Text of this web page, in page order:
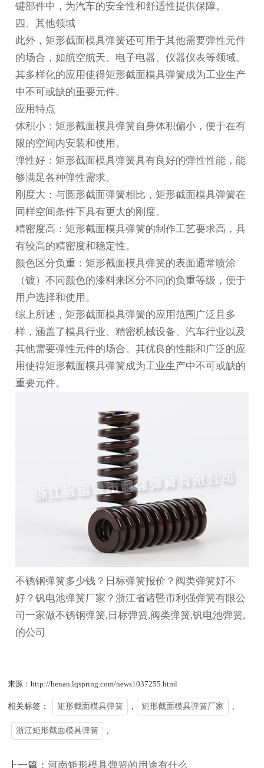
键部件中，为汽车的安全性和舒适性提供保障。
四、其他领域
此外，矩形截面模具弹簧还可用于其他需要弹性元件
的场合，如航空航天、电子电器、仪器仪表等领域。
其多样化的应用使得矩形截面模具弹簧成为工业生产
中不可或缺的重要元件。
应用特点
体积小：矩形截面模具弹簧自身体积偏小，便于在有
限的空间内安装和使用。
弹性好：矩形截面模具弹簧具有良好的弹性性能，能
够满足各种弹性需求。
刚度大：与圆形截面弹簧相比，矩形截面模具弹簧在
同样空间条件下具有更大的刚度。
精密度高：矩形截面模具弹簧的制作工艺要求高，具
有较高的精密度和稳定性。
颜色区分负重：矩形截面模具弹簧的表面通常喷涂
（镀）不同颜色的漆料来区分不同的负重等级，便于
用户选择和使用。
综上所述，矩形截面模具弹簧的应用范围广泛且多
样，涵盖了模具行业、精密机械设备、汽车行业以及
其他需要弹性元件的场合。其优良的性能和广泛的应
用使得矩形截面模具弹簧成为工业生产中不可或缺的
重要元件。
不锈钢弹簧多少钱？日标弹簧报价？阀类弹簧好不
好？钒电池弹簧厂家？浙江省诸暨市利强弹簧有限公
司一家做不锈钢弹簧,日标弹簧,阀类弹簧,钒电池弹簧,
的公司
来源：http://henan.lqspring.com/news1037255.html
相关标签： 矩形截面模具弹簧 矩形截面模具弹簧厂家
浙江矩形截面模具弹簧
上一篇：河南矩形模具弹簧的用途有什么